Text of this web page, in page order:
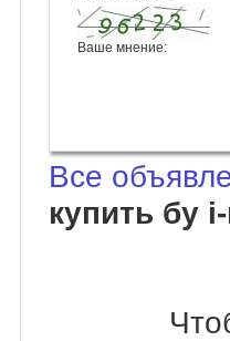
Ваше мнение:
Все
купить бу